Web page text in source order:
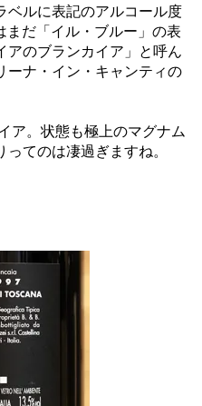
ベルに表記のアルコール度
まだ「イル・ブルー」の表
アのブランカイア」と呼ん
ーナ・イン・キャンティの
ア。状態も極上のマグナム
てのは凄過ぎますね。